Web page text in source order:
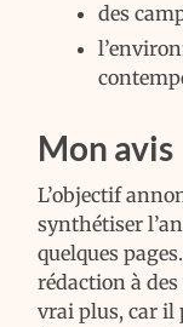
des
Mon avis
L’objectif
synthétiser
quelques
rédaction à
vrai plus, car il